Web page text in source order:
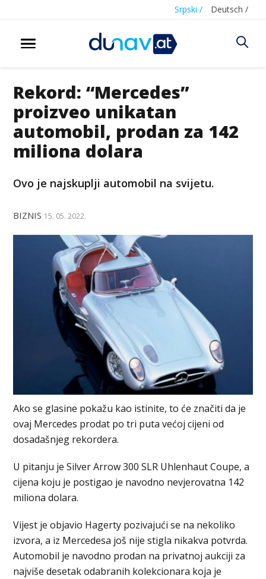
Srpski / Deutsch /
Rekord: “Mercedes”
proizveo unikatan
automobil, prodan za 142
miliona dolara
Ovo je najskuplji automobil na svijetu.
BIZNIS 15. 05. 2022.
Ako se glasine pokažu kao istinite, to će značiti da je
ovaj Mercedes prodat po tri puta većoj cijeni od
dosadašnjeg rekordera.
U pitanju je Silver Arrow 300 SLR Uhlenhaut Coupe, a
cijena koju je postigao je navodno nevjerovatna 142
miliona dolara.
Vijest je objavio Hagerty pozivajući se na nekoliko
izvora, a iz Mercedesa još nije stigla nikakva potvrda.
Automobil je navodno prodan na privatnoj aukciji za
najviše desetak odabranih kolekcionara koja je